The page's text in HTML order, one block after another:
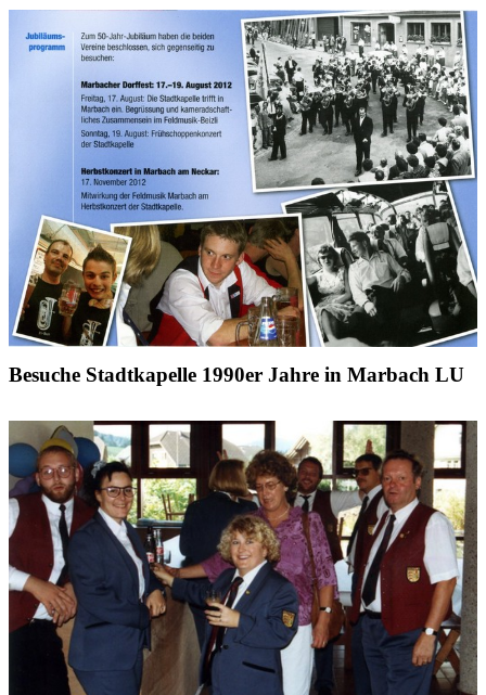
Besuche Stadtkapelle 1990er Jahre in Marbach LU